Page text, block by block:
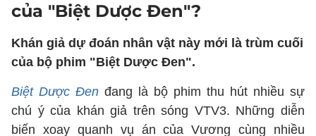
của "Biệt Dược Đen"?
Khán giả dự đoán nhân vật này mới là trùm cuối
của bộ phim "Biệt Dược Đen".
Biệt Dược Đen đang là bộ phim thu hút nhiều sự
chú ý của khán giả trên sóng VTV3. Những diễn
biến xoay quanh vụ án của Vương cùng nhiều